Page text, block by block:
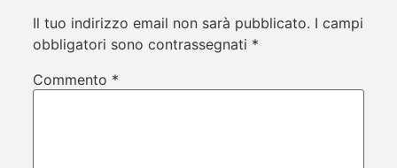
Il tuo indirizzo email non sarà pubblicato. I campi
obbligatori sono contrassegnati *
Commento *